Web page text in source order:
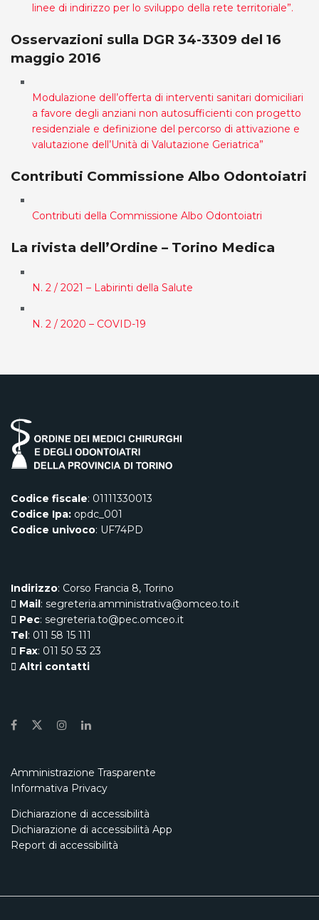
linee di indirizzo per lo sviluppo della rete territoriale”.
Osservazioni sulla DGR 34-3309 del 16
maggio 2016
Modulazione dell’offerta di interventi sanitari domiciliari
a favore degli anziani non autosufficienti con progetto
residenziale e definizione del percorso di attivazione e
valutazione dell’Unità di Valutazione Geriatrica”
Contributi Commissione Albo Odontoiatri
Contributi della Commissione Albo Odontoiatri
La rivista dell’Ordine – Torino Medica
N. 2 / 2021 – Labirinti della Salute
N. 2 / 2020 – COVID-19
Codice fiscale: 01111330013
Codice Ipa: opdc_001
Codice univoco: UF74PD
Indirizzo: Corso Francia 8, Torino
Mail: segreteria.amministrativa@omceo.to.it
Pec: segreteria.to@pec.omceo.it
Tel: 011 58 15 111
Fax: 011 50 53 23
Altri contatti
Amministrazione Trasparente
Informativa Privacy
Dichiarazione di accessibilità
Dichiarazione di accessibilità App
Report di accessibilità